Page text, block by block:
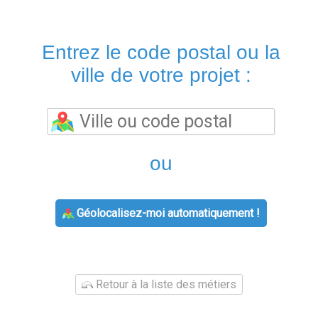
Entrez le code postal ou la
ville de votre projet :
ou
Géolocalisez-moi automatiquement !
Retour à la liste des métiers